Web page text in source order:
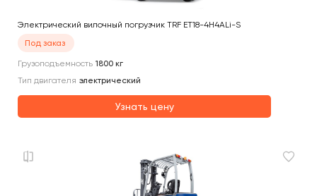
Электрический вилочный погрузчик TRF ET18-4H4ALi-S
Под заказ
Грузоподъемность 1800 кг
Тип двигателя электрический
Узнать цену